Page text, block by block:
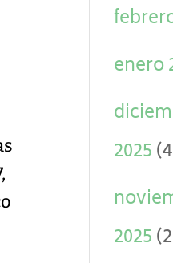
enero
2025
2025